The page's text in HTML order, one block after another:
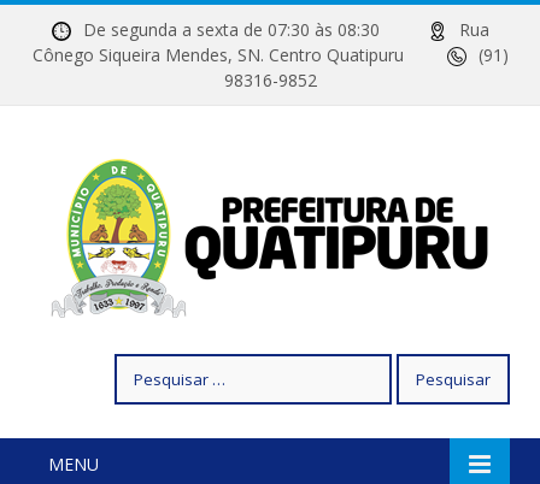
De segunda a sexta de 07:30 às 08:30
Rua
Cônego Siqueira Mendes, SN. Centro Quatipuru
(91)
98316-9852
por:
MENU